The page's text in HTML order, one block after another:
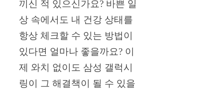
끼신 적 있으신가요? 바쁜 일
상 속에서도 내 건강 상태를
항상 체크할 수 있는 방법이
있다면 얼마나 좋을까요? 이
제 와치 없이도 삼성 갤럭시
링이 그 해결책이 될 수 있을